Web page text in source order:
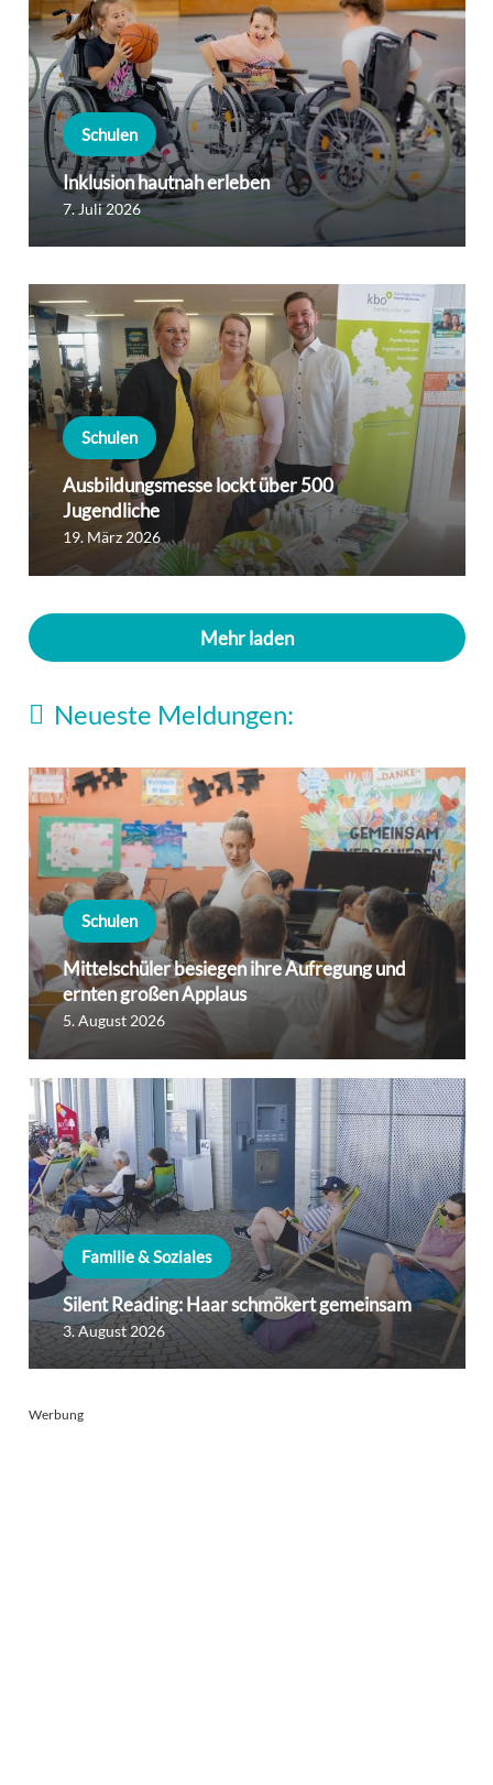
Schulen
Inklusion hautnah erleben
7. Juli 2026
Schulen
Ausbildungsmesse lockt über 500
Jugendliche
19. März 2026
Mehr laden
Neueste Meldungen:
Schulen
Mittelschüler besiegen ihre Aufregung und
ernten großen Applaus
5. August 2026
Familie & Soziales
Silent Reading: Haar schmökert gemeinsam
3. August 2026
Werbung